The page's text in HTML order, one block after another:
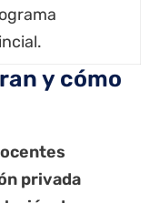
y cómo
privada